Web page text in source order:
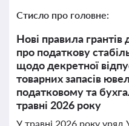
Стисло про головне:
Нові правила
про податкову
щодо декретної
товарних запасів
податковому та
травні 2026 року
У травні 2026 року уряд